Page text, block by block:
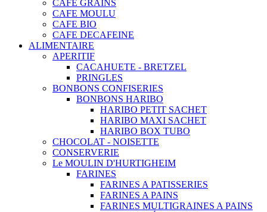
CAFE GRAINS
CAFE MOULU
CAFE BIO
CAFE DECAFEINE
ALIMENTAIRE
APERITIF
CACAHUETE - BRETZEL
PRINGLES
BONBONS CONFISERIES
BONBONS HARIBO
HARIBO PETIT SACHET
HARIBO MAXI SACHET
HARIBO BOX TUBO
CHOCOLAT - NOISETTE
CONSERVERIE
Le MOULIN D'HURTIGHEIM
FARINES
FARINES A PATISSERIES
FARINES A PAINS
FARINES MULTIGRAINES A PAINS